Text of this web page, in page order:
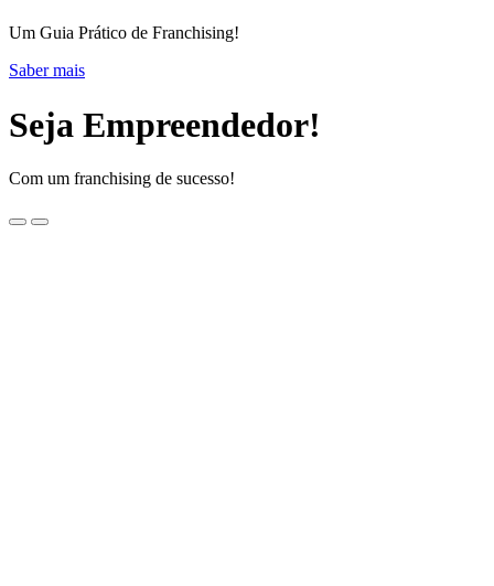
Um Guia Prático de Franchising!
Saber mais
Seja Empreendedor!
Com um franchising de sucesso!